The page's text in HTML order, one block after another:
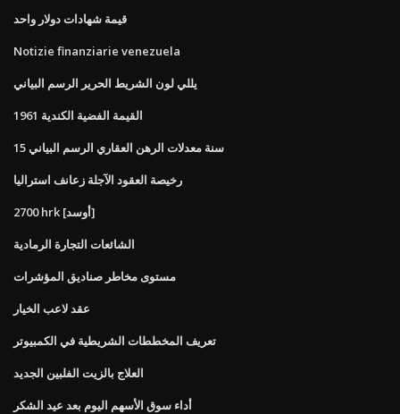
قيمة شهادات دولار واحد
Notizie finanziarie venezuela
يللي لون الشريط الحرير الرسم البياني
1961 القيمة الفضية الكندية
15 سنة معدلات الرهن العقاري الرسم البياني
رخيصة العقود الآجلة زعانف استراليا
2700 hrk [أوسد]
الشائعات التجارة الرمادية
مستوى مخاطر صناديق المؤشرات
عقد لاعب الخيار
تعريف المخططات الشريطية في الكمبيوتر
العلاج بالزيت الفلبين الجديد
أداء سوق الأسهم اليوم بعد عيد الشكر